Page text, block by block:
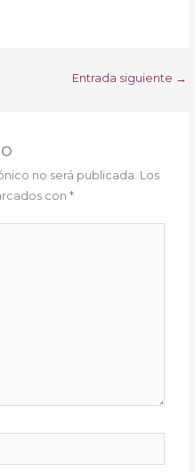
Entrada siguiente →
no será publicada. Los
con*